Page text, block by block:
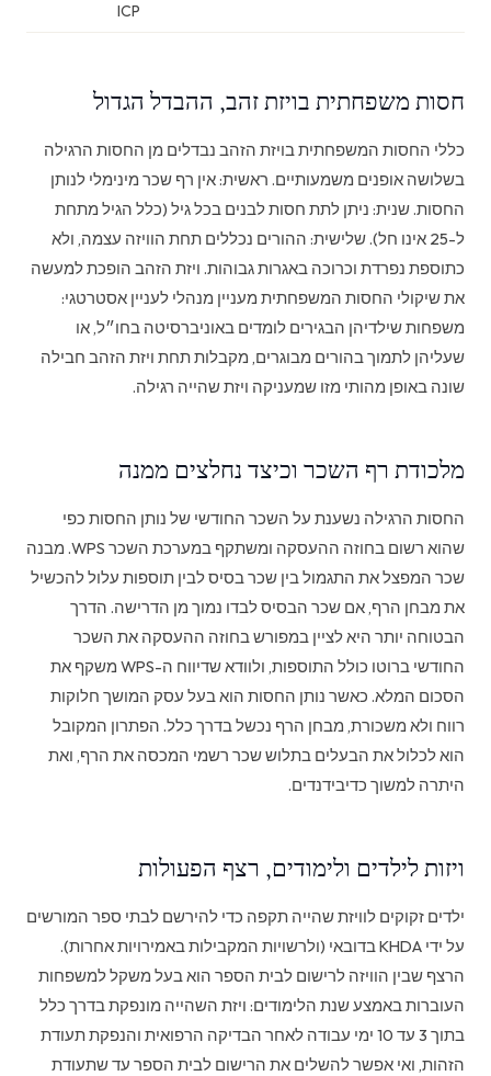
ICP
חסות משפחתית בויזת זהב, ההבדל הגדול
כללי החסות המשפחתית בויזת הזהב נבדלים מן החסות הרגילה
בשלושה אופנים משמעותיים. ראשית: אין רף שכר מינימלי לנותן
החסות. שנית: ניתן לתת חסות לבנים בכל גיל (כלל הגיל מתחת
ל-25 אינו חל). שלישית: ההורים נכללים תחת הוויזה עצמה, ולא
כתוספת נפרדת וכרוכה באגרות גבוהות. ויזת הזהב הופכת למעשה
את שיקולי החסות המשפחתית מעניין מנהלי לעניין אסטרטגי:
משפחות שילדיהן הבגירים לומדים באוניברסיטה בחו״ל, או
שעליהן לתמוך בהורים מבוגרים, מקבלות תחת ויזת הזהב חבילה
שונה באופן מהותי מזו שמעניקה ויזת שהייה רגילה.
מלכודת רף השכר וכיצד נחלצים ממנה
החסות הרגילה נשענת על השכר החודשי של נותן החסות כפי
שהוא רשום בחוזה ההעסקה ומשתקף במערכת השכר WPS. מבנה
שכר המפצל את התגמול בין שכר בסיס לבין תוספות עלול להכשיל
את מבחן הרף, אם שכר הבסיס לבדו נמוך מן הדרישה. הדרך
הבטוחה יותר היא לציין במפורש בחוזה ההעסקה את השכר
החודשי ברוטו כולל התוספות, ולוודא שדיווח ה-WPS משקף את
הסכום המלא. כאשר נותן החסות הוא בעל עסק המושך חלוקות
רווח ולא משכורת, מבחן הרף נכשל בדרך כלל. הפתרון המקובל
הוא לכלול את הבעלים בתלוש שכר רשמי המכסה את הרף, ואת
היתרה למשוך כדיבידנדים.
ויזות לילדים ולימודים, רצף הפעולות
ילדים זקוקים לוויזת שהייה תקפה כדי להירשם לבתי ספר המורשים
על ידי KHDA בדובאי (ולרשויות המקבילות באמירויות אחרות).
הרצף שבין הוויזה לרישום לבית הספר הוא בעל משקל למשפחות
העוברות באמצע שנת הלימודים: ויזת השהייה מונפקת בדרך כלל
בתוך 3 עד 10 ימי עבודה לאחר הבדיקה הרפואית והנפקת תעודת
הזהות, ואי אפשר להשלים את הרישום לבית הספר עד שתעודת